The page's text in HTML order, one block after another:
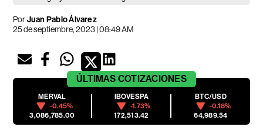
PorJuan Pablo Álvarez
25 de septiembre, 2023 | 08:49 AM
ÚLTIMAS COTIZACIONES
MERVAL
-0.45%
3,086,785.00
IBOVESPA
-1.73%
172,513.42
BTC/USD
-0.18%
64,989.54